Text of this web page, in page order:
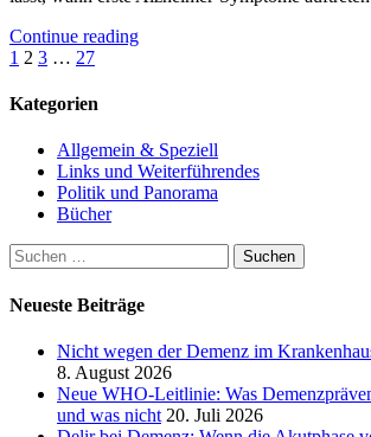
Continue reading
Seitennummerierung
der
1 2 3 … 27
Kategorien
Allgemein & Speziell
Links und Weiterführendes
Politik und Panorama
Bücher
Suchen
nach:
Neueste Beiträge
Nicht wegen der Demenz im
8. August 2026
Neue WHO-Leitlinie: Was
und was nicht 20. Juli 2026